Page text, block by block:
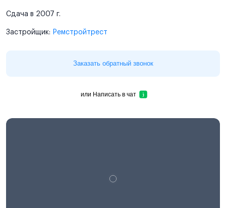
Сдача в 2007 г.
Застройщик: Ремстройтрест
Заказать обратный звонок
или Написать в чат